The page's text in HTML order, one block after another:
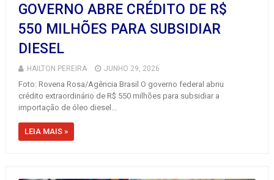
GOVERNO ABRE CRÉDITO DE R$
550 MILHÕES PARA SUBSIDIAR
DIESEL
HAILTON PEREIRA JUNHO 29, 2026
Foto: Rovena Rosa/Agência Brasil O governo federal abriu
crédito extraordinário de R$ 550 milhões para subsidiar a
importação de óleo diesel...
LEIA MAIS »